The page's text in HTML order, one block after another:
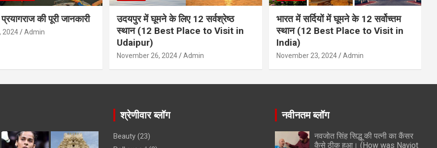
की पूरी जानकारी
2024 Admin
उदयपुर में घूमने के लिए 12 सर्वश्रेष्ठ
स्थान (12 Best Place to Visit in
Udaipur)
November 26, 2024 Admin
भारत में सर्दियों में घूमने के 12 सर्वोच्तम
स्थान (12 Best Place to Visit in
India)
November 23, 2024 Admin
श्रेणीवार ब्लॉग
Beauty (23)
नवीनतम ब्लॉग
नवजोत सिंह सिद्धू की पत्नी का कैंसर
कैसे ठीक हुआ। (How was Navjot